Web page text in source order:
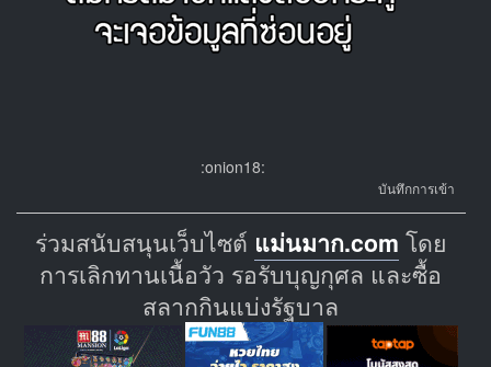
:onion18:
บันทึกการเข้า
ร่วมสนับสนุนเว็บไซต์ แม่นมาก.com โดย
การเลิกทานเนื้อวัว รอรับบุญกุศล และซื้อ
สลากกินแบ่งรัฐบาล